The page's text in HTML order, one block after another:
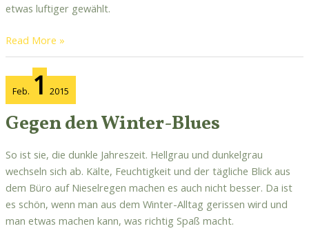
etwas luftiger gewählt.
Read More »
Feb. 1 2015
Gegen den Winter-Blues
So ist sie, die dunkle Jahreszeit. Hellgrau und dunkelgrau
wechseln sich ab. Kälte, Feuchtigkeit und der tägliche Blick aus
dem Büro auf Nieselregen machen es auch nicht besser. Da ist
es schön, wenn man aus dem Winter-Alltag gerissen wird und
man etwas machen kann, was richtig Spaß macht.
Gegen
Winter-
Blues